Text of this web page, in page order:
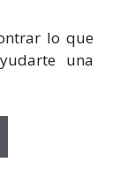
lo que
una